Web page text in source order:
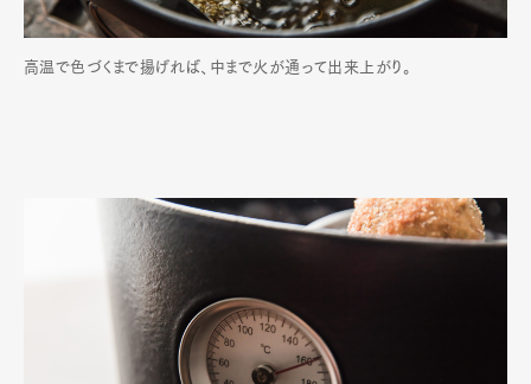
高温で色づくまで揚げれば、中まで火が通って出来上がり。